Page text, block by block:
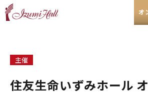
オ
主催
住友生命いずみホール